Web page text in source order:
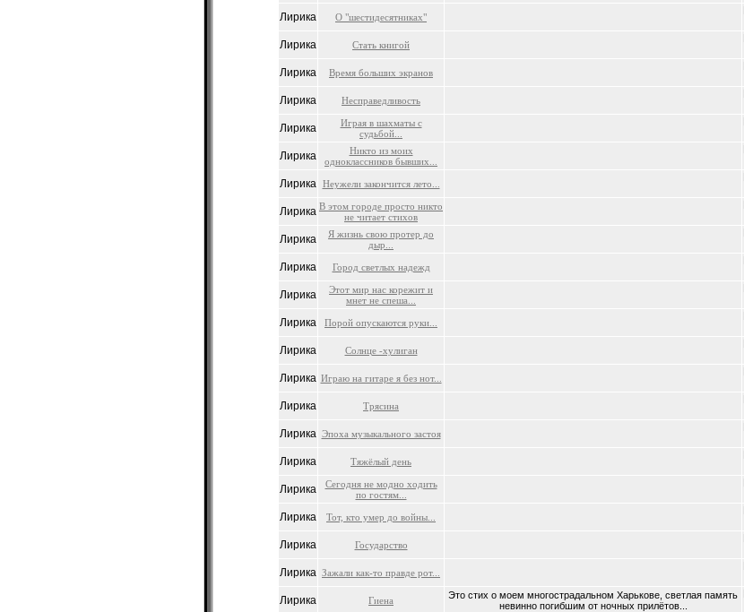
Лирика О "шестидесятниках"
Лирика Стать книгой
Лирика Время больших экранов
Лирика Несправедливость
Лирика
Играя в шахматы с
судьбой...
Лирика
Никто из моих
одноклассников бывших...
Лирика Неужели закончится лето...
Лирика В этом городе просто никто
не читает стихов
Лирика
Я жизнь свою протер до
дыр...
Лирика Город светлых надежд
Лирика
Этот мир нас корежит и
мнет не спеша...
Лирика Порой опускаются руки...
Лирика Солнце -хулиган
Лирика Играю на гитаре я без нот...
Лирика Трясина
Лирика Эпоха музыкального застоя
Лирика Тяжёлый день
Лирика
Сегодня не модно ходить
по гостям...
Лирика Тот, кто умер до войны...
Лирика Государство
Лирика Зажали как-то правде рот...
Лирика Гиена
Это стих о моем многострадальном Харькове, светлая память
невинно погибшим от ночных прилётов...